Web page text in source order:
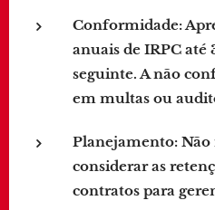
Conformidade:
anuais de IRPC até
seguinte. A não
em multas ou
Planejamento:
considerar as
contratos para